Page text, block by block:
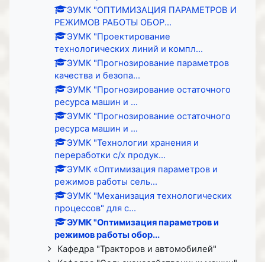
ЭУМК "ОПТИМИЗАЦИЯ ПАРАМЕТРОВ И
РЕЖИМОВ РАБОТЫ ОБОР...
ЭУМК "Проектирование
технологических линий и компл...
ЭУМК "Прогнозирование параметров
качества и безопа...
ЭУМК "Прогнозирование остаточного
ресурса машин и ...
ЭУМК "Прогнозирование остаточного
ресурса машин и ...
ЭУМК "Технологии хранения и
переработки с/х продук...
ЭУМК «Оптимизация параметров и
режимов работы сель...
ЭУМК "Механизация технологических
процессов" для с...
ЭУМК "Оптимизация параметров и
режимов работы обор...
Кафедра "Тракторов и автомобилей"